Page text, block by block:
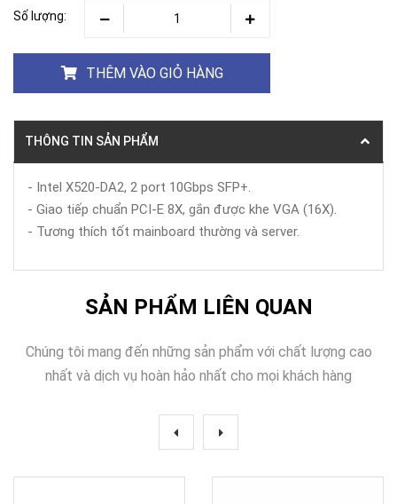
Số lượng:
THÊM VÀO GIỎ HÀNG
THÔNG TIN SẢN PHẨM
- Intel X520-DA2, 2 port 10Gbps SFP+.
- Giao tiếp chuẩn PCI-E 8X, gắn được khe VGA (16X).
- Tương thích tốt mainboard thường và server.
SẢN PHẨM LIÊN QUAN
Chúng tôi mang đến những sản phẩm với chất lượng cao
nhất và dịch vụ hoàn hảo nhất cho mọi khách hàng